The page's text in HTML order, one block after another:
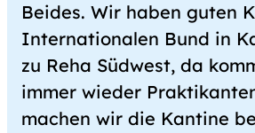
Beides. Wir haben guten
Internationalen Bund in
zu Reha Südwest, da
immer wieder
machen wir die Kantine